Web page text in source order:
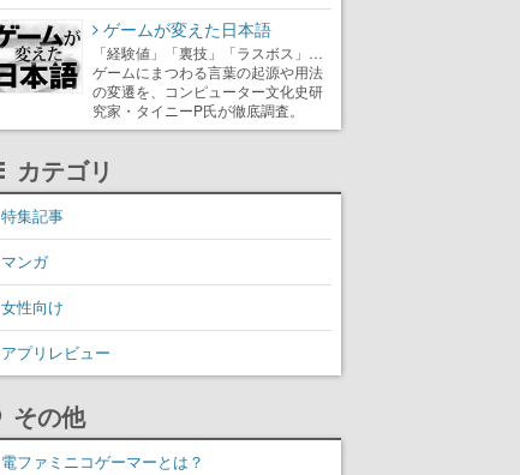
ゲームが変えた日本語
「経験値」「裏技」「ラスボス」…
ゲームにまつわる言葉の起源や用法
の変遷を、コンピューター文化史研
究家・タイニーP氏が徹底調査。
カテゴリ
特集記事
マンガ
女性向け
アプリレビュー
その他
電ファミニコゲーマーとは？